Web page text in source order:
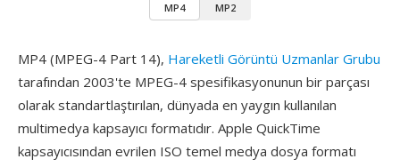
MP4 MP2
MP4 (MPEG-4 Part 14), Hareketli Görüntü Uzmanlar Grubu
tarafından 2003'te MPEG-4 spesifikasyonunun bir parçası
olarak standartlaştırılan, dünyada en yaygın kullanılan
multimedya kapsayıcı formatıdır. Apple QuickTime
kapsayıcısından evrilen ISO temel medya dosya formatı